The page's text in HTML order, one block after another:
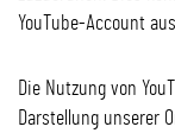
YouTube-Account
Die Nutzung von
Darstellung unserer